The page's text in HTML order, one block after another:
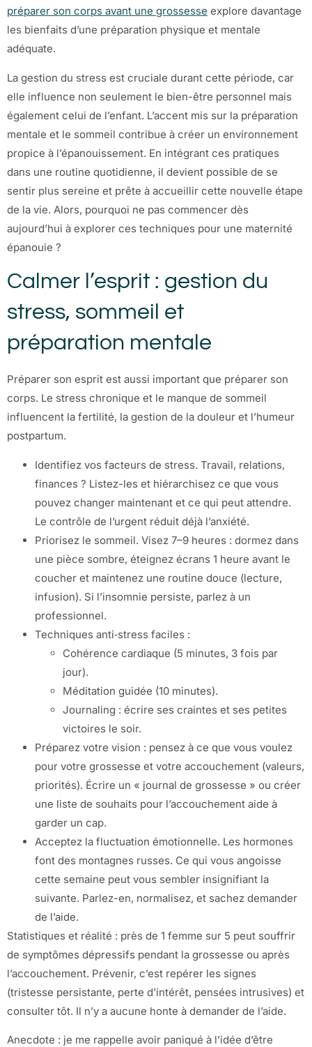
préparer son corps avant une grossesse explore davantage
les bienfaits d’une préparation physique et mentale
adéquate.
La gestion du stress est cruciale durant cette période, car
elle influence non seulement le bien-être personnel mais
également celui de l’enfant. L’accent mis sur la préparation
mentale et le sommeil contribue à créer un environnement
propice à l’épanouissement. En intégrant ces pratiques
dans une routine quotidienne, il devient possible de se
sentir plus sereine et prête à accueillir cette nouvelle étape
de la vie. Alors, pourquoi ne pas commencer dès
aujourd’hui à explorer ces techniques pour une maternité
épanouie ?
Calmer l’esprit : gestion du
stress, sommeil et
préparation mentale
Préparer son esprit est aussi important que préparer son
corps. Le stress chronique et le manque de sommeil
influencent la fertilité, la gestion de la douleur et l’humeur
postpartum.
Identifiez vos facteurs de stress. Travail, relations,
finances ? Listez-les et hiérarchisez ce que vous
pouvez changer maintenant et ce qui peut attendre.
Le contrôle de l’urgent réduit déjà l’anxiété.
Priorisez le sommeil. Visez 7–9 heures : dormez dans
une pièce sombre, éteignez écrans 1 heure avant le
coucher et maintenez une routine douce (lecture,
infusion). Si l’insomnie persiste, parlez à un
professionnel.
Techniques anti‑stress faciles :
Cohérence cardiaque (5 minutes, 3 fois par
jour).
Méditation guidée (10 minutes).
Journaling : écrire ses craintes et ses petites
victoires le soir.
Préparez votre vision : pensez à ce que vous voulez
pour votre grossesse et votre accouchement (valeurs,
priorités). Écrire un « journal de grossesse » ou créer
une liste de souhaits pour l’accouchement aide à
garder un cap.
Acceptez la fluctuation émotionnelle. Les hormones
font des montagnes russes. Ce qui vous angoisse
cette semaine peut vous sembler insignifiant la
suivante. Parlez-en, normalisez, et sachez demander
de l’aide.
Statistiques et réalité : près de 1 femme sur 5 peut souffrir
de symptômes dépressifs pendant la grossesse ou après
l’accouchement. Prévenir, c’est repérer les signes
(tristesse persistante, perte d’intérêt, pensées intrusives) et
consulter tôt. Il n’y a aucune honte à demander de l’aide.
Anecdote : je me rappelle avoir paniqué à l’idée d’être